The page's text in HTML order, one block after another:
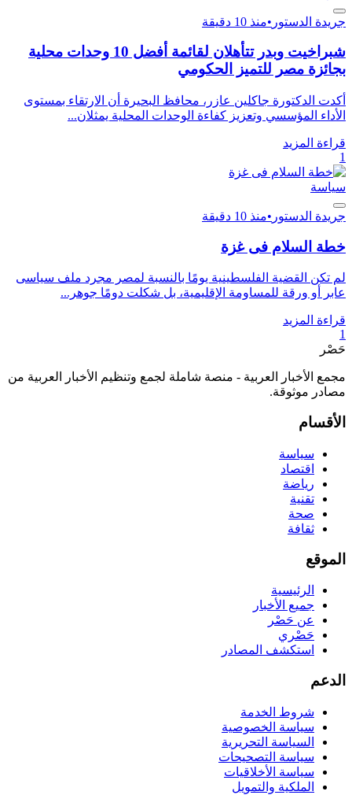
جريدة الدستور •منذ 10 دقيقة
شبراخيت وبدر تتأهلان لقائمة أفضل 10 وحدات محلية
بجائزة مصر للتميز الحكومي
أكدت الدكتورة جاكلين عازر، محافظ البحيرة أن الارتقاء بمستوى
الأداء المؤسسي وتعزيز كفاءة الوحدات المحلية يمثلان...
قراءة المزيد
1
سياسة
جريدة الدستور •منذ 10 دقيقة
خطة السلام فى غزة
لم تكن القضية الفلسطينية يومًا بالنسبة لمصر مجرد ملف سياسى
عابر أو ورقة للمساومة الإقليمية، بل شكلت دومًا جوهر...
قراءة المزيد
1
حَصْر
مجمع الأخبار العربية - منصة شاملة لجمع وتنظيم الأخبار العربية من
مصادر موثوقة.
الأقسام
سياسة
اقتصاد
رياضة
تقنية
صحة
ثقافة
الموقع
الرئيسية
جميع الأخبار
عن حَصْر
حَصْري
استكشف المصادر
الدعم
شروط الخدمة
سياسة الخصوصية
السياسة التحريرية
سياسة التصحيحات
سياسة الأخلاقيات
الملكية والتمويل